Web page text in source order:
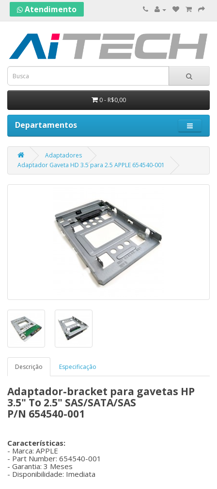
Atendimento
0 - R$0,00
Departamentos
Adaptadores
Adaptador Gaveta HD 3.5 para 2.5 APPLE 654540-001
Descrição Especificação
Adaptador-bracket para gavetas HP
3.5" To 2.5" SAS/SATA/SAS
P/N 654540-001
Características:
- Marca: APPLE
- Part Number: 654540-001
- Garantia: 3 Meses
- Disponibilidade: Imediata